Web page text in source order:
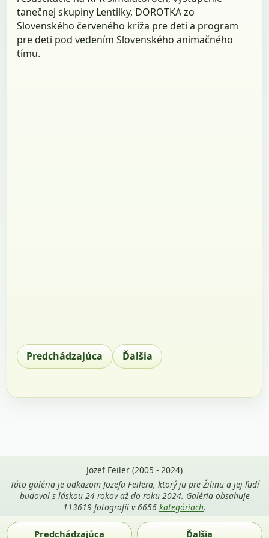
tanečnej skupiny Lentilky, DOROTKA zo
Slovenského červeného kríža pre deti a program
pre deti pod vedením Slovenského animačného
tímu.
Predchádzajúca Ďalšia
Predchádzajúca Ďalšia
Jozef Feiler (2005 - 2024)
Táto galéria je odkazom Jozefa Feilera, ktorý ju pre Žilinu a jej ľudí
budoval s láskou 24 rokov až do roku 2024. Galéria obsahuje
113619 fotografii v 6656 kategóriach.
Použitie fotografií z tejto stránky je povolené len s uvedením